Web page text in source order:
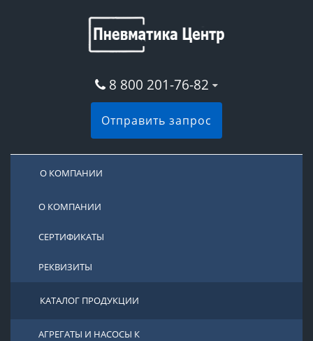
8 800 201-76-82
Отправить запрос
О КОМПАНИИ
О КОМПАНИИ
СЕРТИФИКАТЫ
РЕКВИЗИТЫ
КАТАЛОГ ПРОДУКЦИИ
АГРЕГАТЫ И НАСОСЫ К